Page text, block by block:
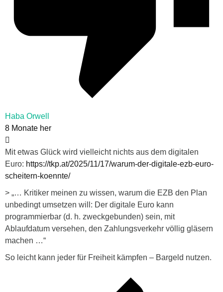
Haba Orwell
8 Monate her
Mit etwas Glück wird vielleicht nichts aus dem digitalen
Euro: https://tkp.at/2025/11/17/warum-der-digitale-ezb-euro-
scheitern-koennte/
> „… Kritiker meinen zu wissen, warum die EZB den Plan
unbedingt umsetzen will: Der digitale Euro kann
programmierbar (d. h. zweckgebunden) sein, mit
Ablaufdatum versehen, den Zahlungsverkehr völlig gläsern
machen …“
So leicht kann jeder für Freiheit kämpfen – Bargeld nutzen.